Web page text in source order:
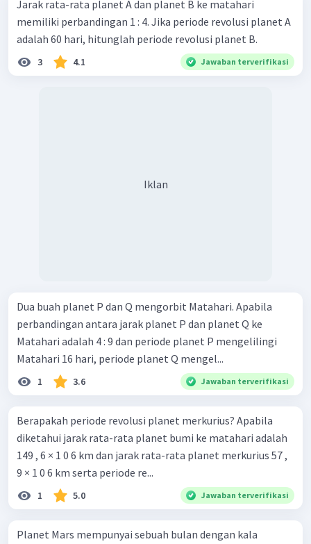
Jarak rata-rata planet A dan planet B ke matahari
memiliki perbandingan 1 : 4. Jika periode revolusi planet A
adalah 60 hari, hitunglah periode revolusi planet B.
3 4.1 Jawaban terverifikasi
Iklan
Dua buah planet P dan Q mengorbit Matahari. Apabila
perbandingan antara jarak planet P dan planet Q ke
Matahari adalah 4 : 9 dan periode planet P mengelilingi
Matahari 16 hari, periode planet Q mengel...
1 3.6 Jawaban terverifikasi
Berapakah periode revolusi planet merkurius? Apabila
diketahui jarak rata-rata planet bumi ke matahari adalah
149 , 6 × 1 0 6 km dan jarak rata-rata planet merkurius 57 ,
9 × 1 0 6 km serta periode re...
1 5.0 Jawaban terverifikasi
Planet Mars mempunyai sebuah bulan dengan kala